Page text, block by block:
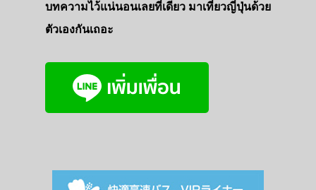
บทความไว้แน่นอนเลยที่เดียว มาเที่ยวญี่ปุ่นด้วย
ตัวเองกันเถอะ